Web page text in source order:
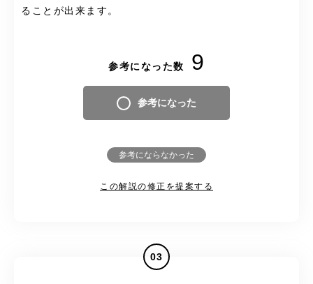
ることが出来ます。
参考になった数 9
参考になった
参考にならなかった
この解説の修正を提案する
03